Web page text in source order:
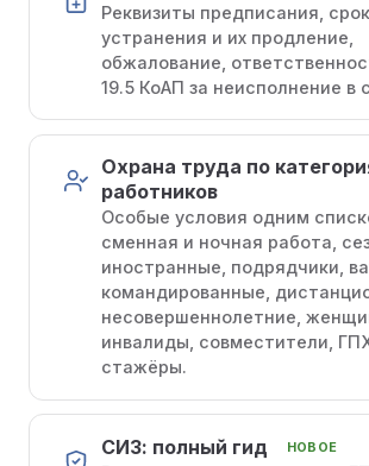
Реквизиты предписания,
устранения и их продление,
обжалование,
19.5 КоАП за неисполнение в
Охрана труда по
работников
Особые условия одним
сменная и ночная работа,
иностранные, подрядчики,
командированные,
несовершеннолетние,
инвалиды, совместители,
стажёры.
СИЗ: полный гид НОВОЕ